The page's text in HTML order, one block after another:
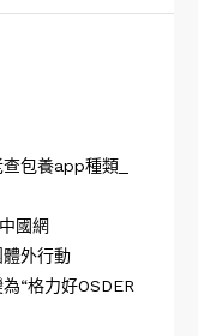
包養app種類_
國網
外行動
“格力好OSDER